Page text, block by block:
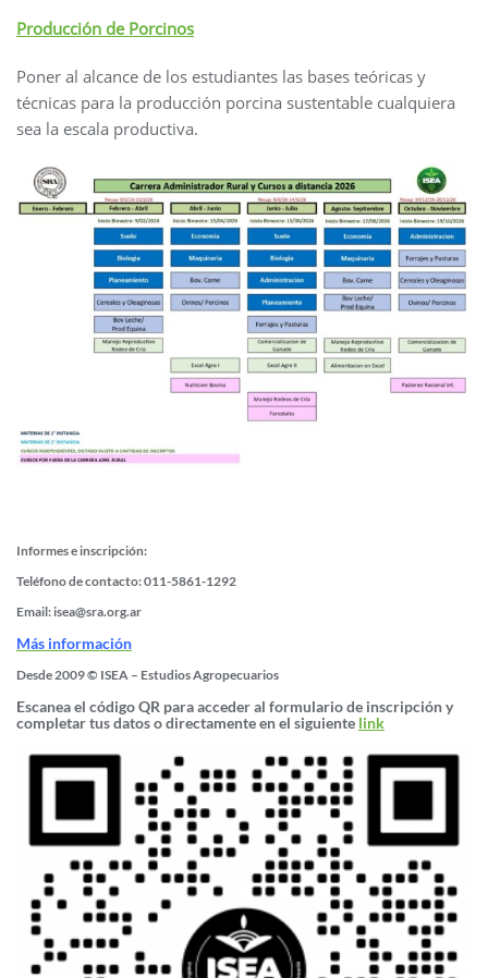
Producción de Porcinos
Poner al alcance de los estudiantes las bases teóricas y
técnicas para la producción porcina sustentable cualquiera
sea la escala productiva.
Informes e inscripción:
Teléfono de contacto:011-5861-1292
Email:isea@sra.org.ar
Más información
Desde 2009 © ISEA – Estudios Agropecuarios
Escanea el código QR para acceder al formulario de inscripción y
completar tus datos o directamente en el siguiente link